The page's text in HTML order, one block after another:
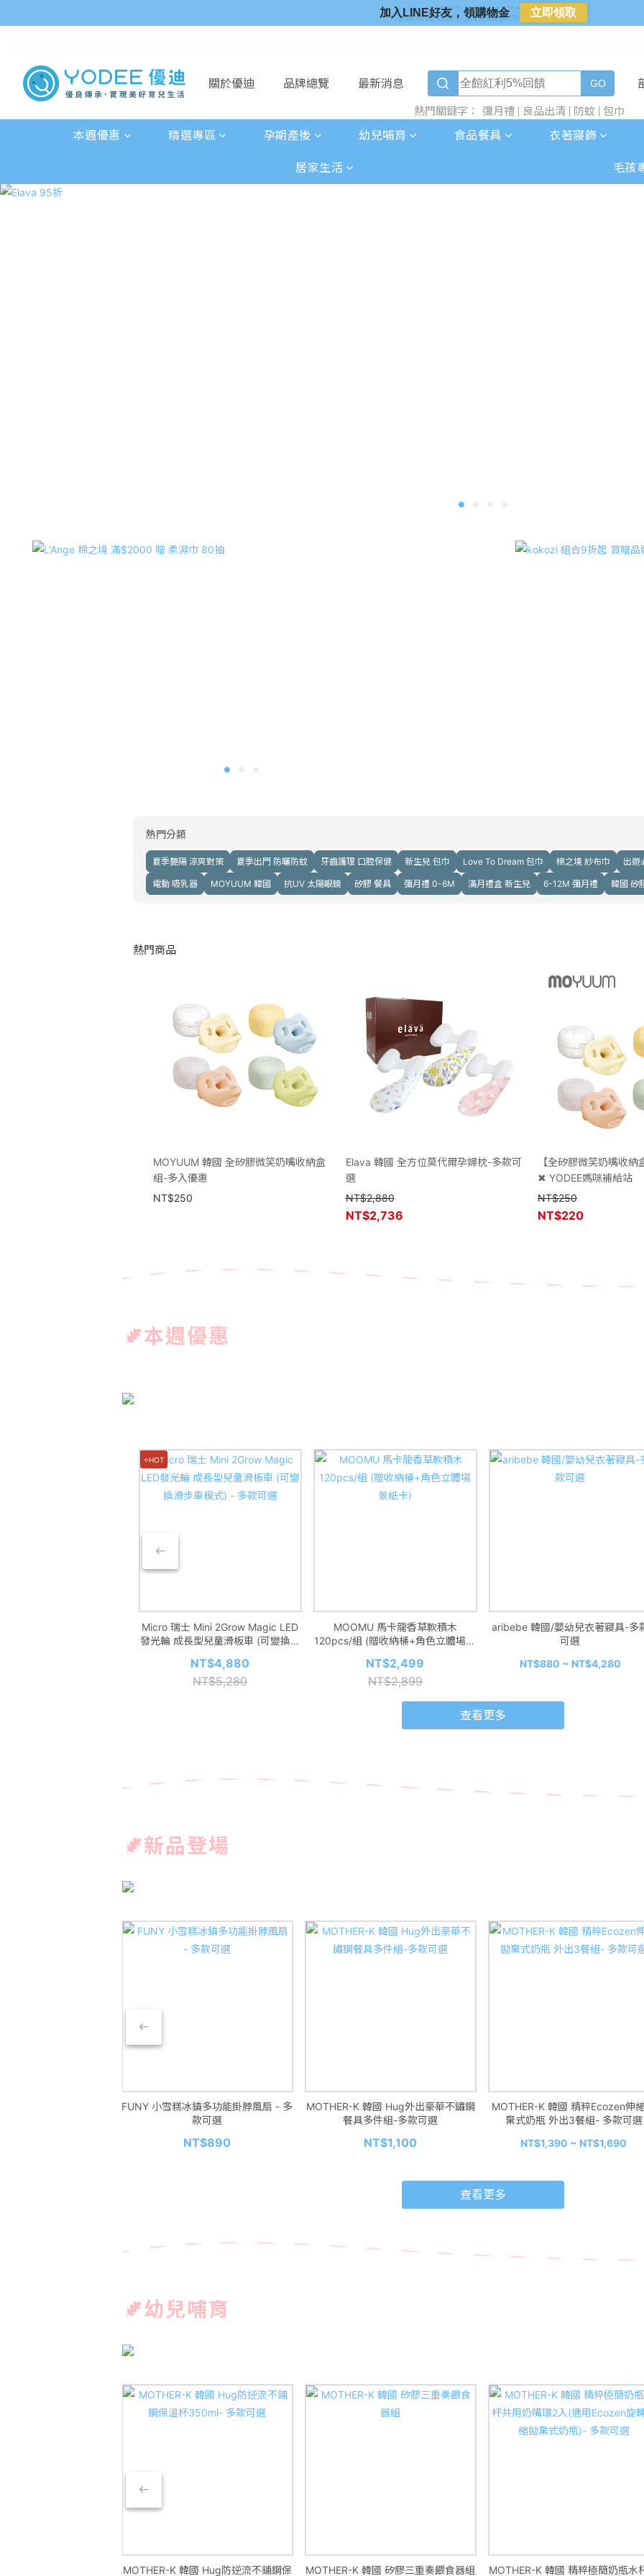
⭐超取選全家⭐滿$888贈霜淇淋禮物卡
⭐好日照Vogito⭐殺菌好幫手
關於優迪 品牌總覽 最新消息
熱門關鍵字： 彌月禮 良品出清 防蚊 包巾
本週優惠 精選專區 孕期產後 幼兒哺育 食品餐具 衣著寢飾
居家生活 毛孩
熱門分類
夏季艷陽 涼爽對策 夏季出門 防曬防蚊 牙齒護理 口腔保健 新生兒 包巾 Love To Dream 包巾 棉之境 紗布巾 出遊
電動 吸乳器 MOYUUM 韓國 抗UV 太陽眼鏡 矽膠 餐具 彌月禮 0-6M 滿月禮盒 新生兒 6-12M 彌月禮 韓國 矽
熱門商品
MOYUUM 韓國 全矽膠微笑奶嘴收納盒
組-多入優惠
NT$250
Elava 韓國 全方位莫代爾孕婦枕-多款可
選
NT$2,880
NT$2,736
【全矽膠微笑奶嘴收
✖ YODEE媽咪補給站
NT$250
NT$220
本週優惠
⭐HOT
Micro 瑞士 Mini 2Grow Magic LED
發光輪 成長型兒童滑板車 (可變換滑
NT$4,880
NT$5,280
MOOMU 馬卡龍香草軟積木
120pcs/組 (贈收納桶+角色立體場景
NT$2,499
NT$2,899
aribebe 韓國/嬰幼兒衣著寢具-多
可選
NT$880 ~ NT$4,280
查看更多
新品登場
FUNY 小雪糕冰鎮多功能掛脖風扇 - 多
款可選
NT$890
MOTHER-K 韓國 Hug外出豪華不鏽鋼
餐具多件組-多款可選
NT$1,100
MOTHER-K 韓國 精粹Ecozen伸
棄式奶瓶 外出3餐組- 多款可選
NT$1,390 ~ NT$1,690
查看更多
幼兒哺育
MOTHER-K 韓國 Hug防逆流不鋪鋼保 MOTHER-K 韓國 矽膠三重奏餵食器組 MOTHER-K 韓國 精粹極簡奶瓶水
加入LINE好友，領購物金 立即領取